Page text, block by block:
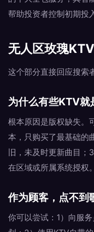
帮助投资者控制初期投
无人区玫瑰
这个部分直接回应搜索
为什么有些KTV就
根本原因是版权缺失。
本，只购买了最基础的
旧，未及时更新曲目
在区域或所属系统授权。
作为顾客，点不到
你可以尝试：1）向服